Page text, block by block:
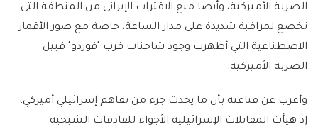
الضربة الأميركية، وأيضا منع الاقتراب الإيراني من المنطقة التي
تخضع لمراقبة شديدة على مدار الساعة، خاصة مع صور الأقمار
الاصطناعية التي أظهرت وجود شاحنات قرب "فوردو" قبيل
الضربة الأميركية.
وأعرب عن قناعته بأن ما يحدث جزء من تفاهم إسرائيلي أميركي،
إذ هيأت المقاتلات الإسرائيلية الأجواء للقاذفات الشبحية